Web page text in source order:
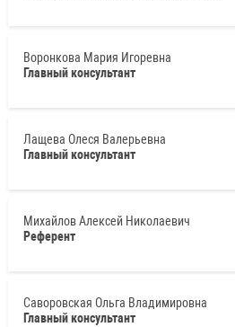
Воронкова Мария Игоревна
Главный консультант
Лащева Олеся Валерьевна
Главный консультант
Михайлов Алексей Николаевич
Референт
Саворовская Ольга Владимировна
Главный консультант